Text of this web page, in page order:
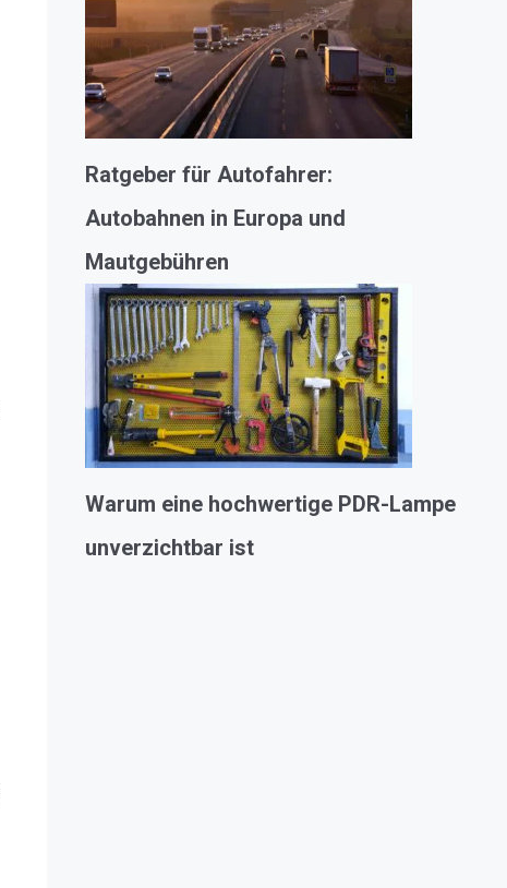
Ratgeber für Autofahrer:
Autobahnen in Europa und
Mautgebühren
Warum eine hochwertige PDR-Lampe
unverzichtbar ist